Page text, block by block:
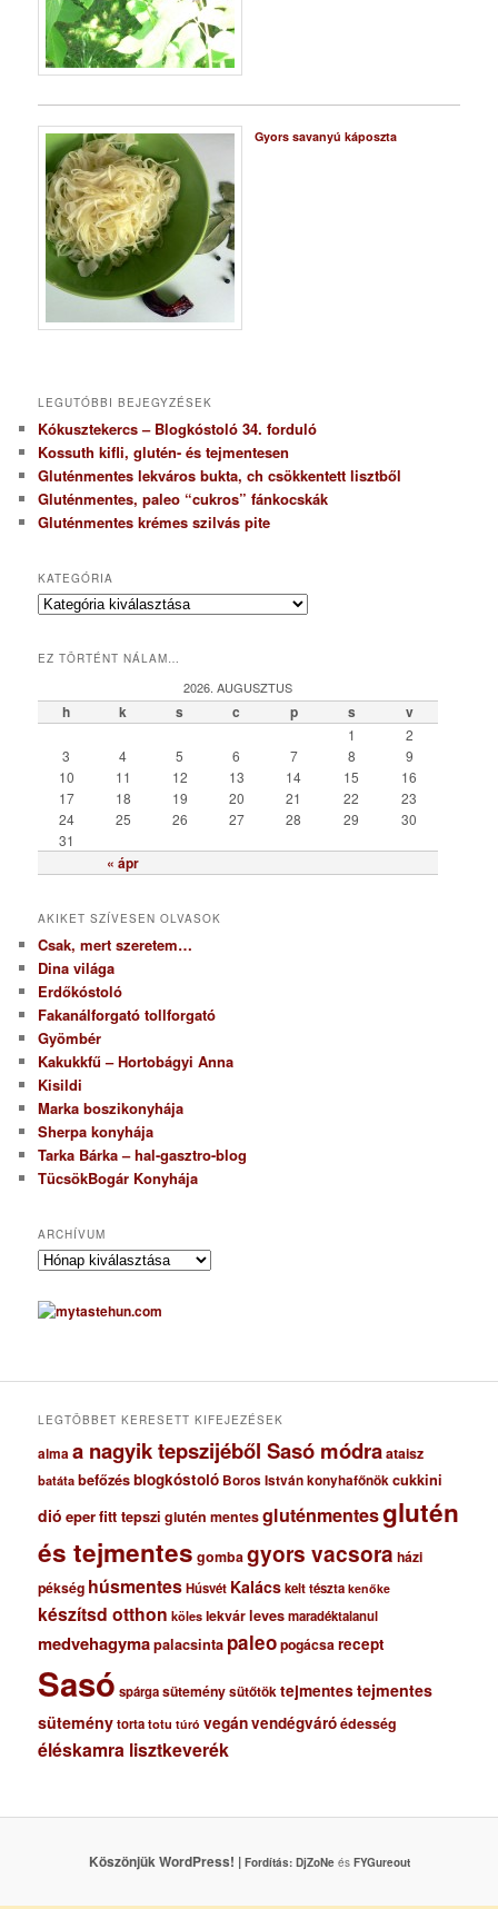
Gyors savanyú káposzta
LEGUTÓBBI BEJEGYZÉSEK
Kókusztekercs – Blogkóstoló 34. forduló
Kossuth kifli, glutén- és tejmentesen
Gluténmentes lekváros bukta, ch csökkentett lisztből
Gluténmentes, paleo “cukros” fánkocskák
Gluténmentes krémes szilvás pite
KATEGÓRIA
K
e
r
EZ TÖRTÉNT NÁLAM…
2026. AUGUSZTUS
h k s c p s v
« ápr
1
2
3
4 5 6 7 8
9
10
11 12 13 14 15
16
17
18 19 20 21 22
23
24
25 26 27 28 29
30
31
AKIKET SZÍVESEN OLVASOK
Csak, mert szeretem…
Dina világa
Erdőkóstoló
Fakanálforgató tollforgató
Gyömbér
Kakukkfű – Hortobágyi Anna
Kisildi
Marka boszikonyhája
Sherpa konyhája
Tarka Bárka – hal-gasztro-blog
TücsökBogár Konyhája
ARCHÍVUM
A
c
h
u
LEGTÖBBET KERESETT KIFEJEZÉSEK
almaa nagyik tepszijéből Sasó módraataisz
batáta befőzésblogkóstoló Boros István konyhafőnökcukkini
dió eperfitt tepszi glutén mentesgluténmentesglutén
és tejmentes gombagyors vacsora házi
pékség húsmentesHúsvét Kalácskelt tészta kenőke
készítsd otthon köles lekvárlevesmaradéktalanul
medvehagymapalacsinta paleopogácsarecept
Sasó spárgasüteménysütőtöktejmentestejmentes
süteménytorta totu túró vegánvendégváróédesség
éléskamra lisztkeverék
Köszönjük WordPress! | Fordítás: DjZoNeés FYGureout